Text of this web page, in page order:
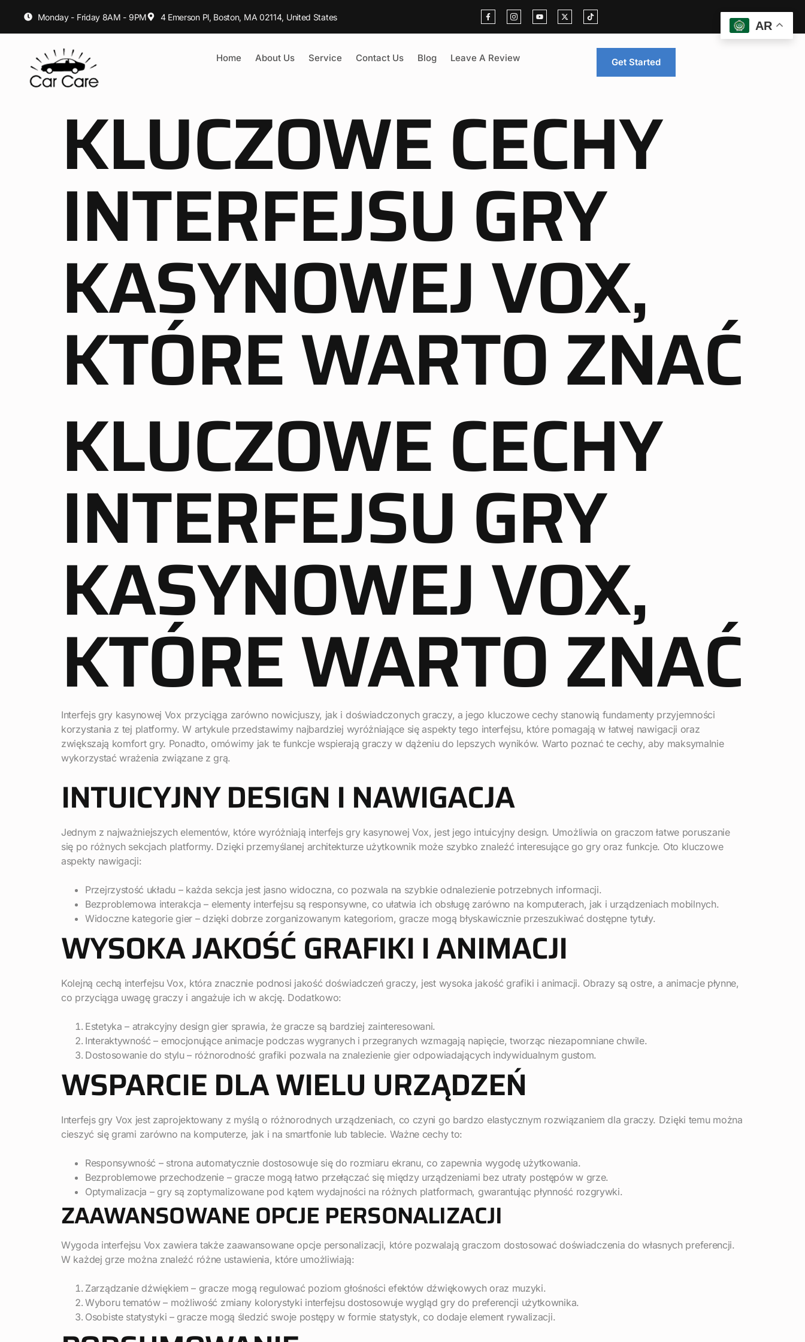
Monday - Friday 8AM - 9PM 4 Emerson Pl, Boston, MA 02114, United States
Home About Us Service Contact Us Blog Leave A Review Get Started
KLUCZOWE CECHY
INTERFEJSU GRY
KASYNOWEJ VOX,
KTÓRE WARTO ZNAĆ
KLUCZOWE CECHY
INTERFEJSU GRY
KASYNOWEJ VOX,
KTÓRE WARTO ZNAĆ
Interfejs gry kasynowej Vox przyciąga zarówno nowicjuszy, jak i doświadczonych graczy, a jego kluczowe cechy stanowią fundamenty przyjemności
korzystania z tej platformy. W artykule przedstawimy najbardziej wyróżniające się aspekty tego interfejsu, które pomagają w łatwej nawigacji oraz
zwiększają komfort gry. Ponadto, omówimy jak te funkcje wspierają graczy w dążeniu do lepszych wyników. Warto poznać te cechy, aby maksymalnie
wykorzystać wrażenia związane z grą.
INTUICYJNY DESIGN I NAWIGACJA
Jednym z najważniejszych elementów, które wyróżniają interfejs gry kasynowej Vox, jest jego intuicyjny design. Umożliwia on graczom łatwe poruszanie
się po różnych sekcjach platformy. Dzięki przemyślanej architekturze użytkownik może szybko znaleźć interesujące go gry oraz funkcje. Oto kluczowe
aspekty nawigacji:
Przejrzystość układu – każda sekcja jest jasno widoczna, co pozwala na szybkie odnalezienie potrzebnych informacji.
Bezproblemowa interakcja – elementy interfejsu są responsywne, co ułatwia ich obsługę zarówno na komputerach, jak i urządzeniach mobilnych.
Widoczne kategorie gier – dzięki dobrze zorganizowanym kategoriom, gracze mogą błyskawicznie przeszukiwać dostępne tytuły.
WYSOKA JAKOŚĆ GRAFIKI I ANIMACJI
Kolejną cechą interfejsu Vox, która znacznie podnosi jakość doświadczeń graczy, jest wysoka jakość grafiki i animacji. Obrazy są ostre, a animacje płynne,
co przyciąga uwagę graczy i angażuje ich w akcję. Dodatkowo:
Estetyka – atrakcyjny design gier sprawia, że ​​gracze są bardziej zainteresowani.
Interaktywność – emocjonujące animacje podczas wygranych i przegranych wzmagają napięcie, tworząc niezapomniane chwile.
Dostosowanie do stylu – różnorodność grafiki pozwala na znalezienie gier odpowiadających indywidualnym gustom.
WSPARCIE DLA WIELU URZĄDZEŃ
Interfejs gry Vox jest zaprojektowany z myślą o różnorodnych urządzeniach, co czyni go bardzo elastycznym rozwiązaniem dla graczy. Dzięki temu można
cieszyć się grami zarówno na komputerze, jak i na smartfonie lub tablecie. Ważne cechy to:
Responsywność – strona automatycznie dostosowuje się do rozmiaru ekranu, co zapewnia wygodę użytkowania.
Bezproblemowe przechodzenie – gracze mogą łatwo przełączać się między urządzeniami bez utraty postępów w grze.
Optymalizacja – gry są zoptymalizowane pod kątem wydajności na różnych platformach, gwarantując płynność rozgrywki.
ZAAWANSOWANE OPCJE PERSONALIZACJI
Wygoda interfejsu Vox zawiera także zaawansowane opcje personalizacji, które pozwalają graczom dostosować doświadczenia do własnych preferencji.
W każdej grze można znaleźć różne ustawienia, które umożliwiają:
Zarządzanie dźwiękiem – gracze mogą regulować poziom głośności efektów dźwiękowych oraz muzyki.
Wyboru tematów – możliwość zmiany kolorystyki interfejsu dostosowuje wygląd gry do preferencji użytkownika.
Osobiste statystyki – gracze mogą śledzić swoje postępy w formie statystyk, co dodaje element rywalizacji.
AR